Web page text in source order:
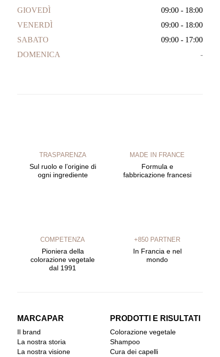
GIOVEDÌ
09:00 - 18:00
VENERDÌ
09:00 - 18:00
SABATO
09:00 - 17:00
DOMENICA
-
TRASPARENZA
Sul ruolo e l’origine di
ogni ingrediente
MADE IN FRANCE
Formula e
fabbricazione francesi
COMPETENZA
Pioniera della
colorazione vegetale
dal 1991
+850 PARTNER
In Francia e nel
mondo
MARCAPAR
Il brand
La nostra storia
La nostra visione
PRODOTTI E RISULTATI
Colorazione vegetale
Shampoo
Cura dei capelli